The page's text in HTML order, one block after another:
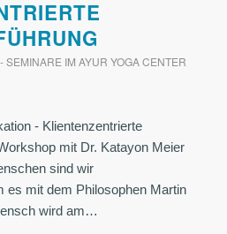
SEMINARE IM AYUR YOGA CENTER
- Klientenzentrierte
mit Dr. Katayon Meier
sind wir
es mit dem Philosophen Martin
wird am…